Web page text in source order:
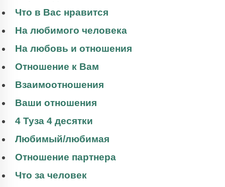
Что в Вас нравится
На любимого человека
На любовь и отношения
Отношение к Вам
Взаимоотношения
Ваши отношения
4 Туза 4 десятки
Любимый/любимая
Отношение партнера
Что за человек